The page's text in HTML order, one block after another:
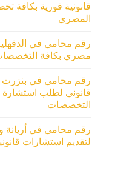
قانونية فورية بكافة
المصري
رقم محامي في
مصري بكافة التخصصات
رقم محامي في بنزرت
قانوني لطلب استشارة
التخصصات
رقم محامي في أريانة
لتقديم استشارات